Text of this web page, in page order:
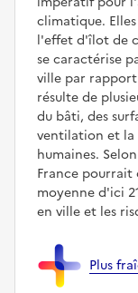
climatique.
l'effet d'îlot de
se caractérise
ville par rapport
résulte de
du bâti, des
ventilation et la
humaines.
France pourrait
moyenne d'ici
en ville et les
Plus